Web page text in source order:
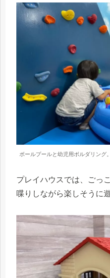
ボールプールと幼児用ボルダリング。
プレイハウスでは、ごっ
喋りしながら楽しそうに